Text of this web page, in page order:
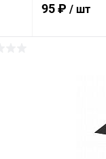
95 ₽ / шт
В избранное